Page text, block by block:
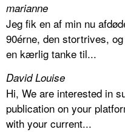
marianne
Jeg fik en af min nu
90érne, den stortrives,
en kærlig tanke til...
David Louise
Hi, We are interested in
publication on your
with your current...